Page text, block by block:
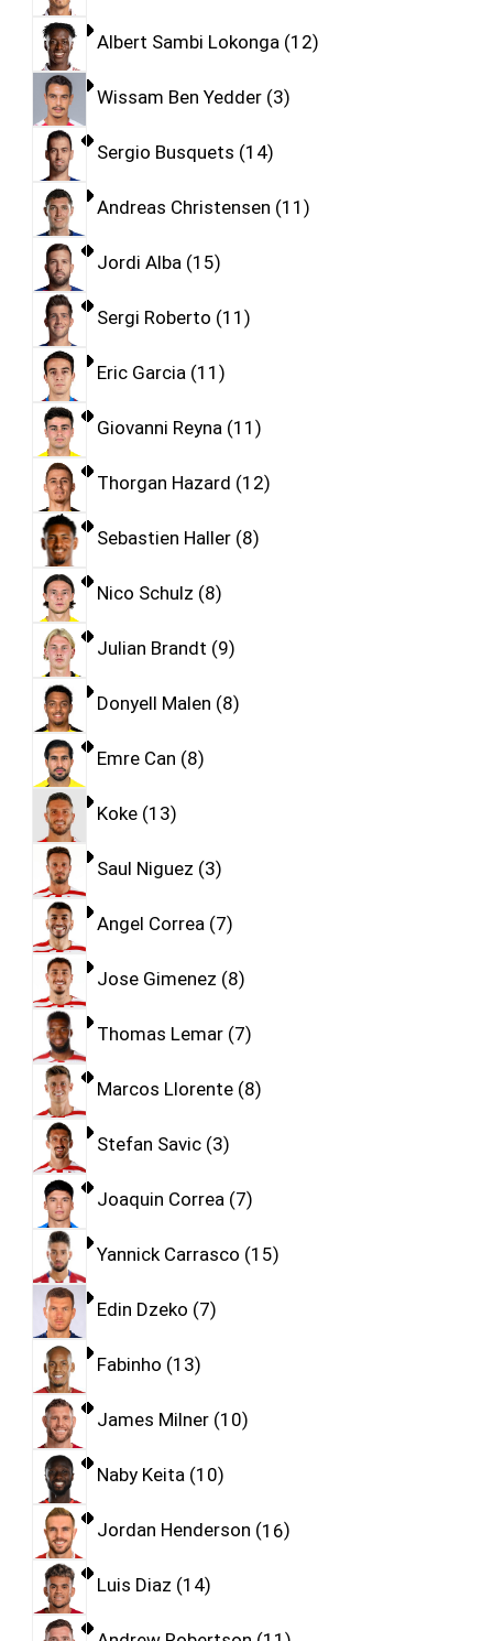
Albert Sambi Lokonga 12
Wissam Ben Yedder 3
Sergio Busquets 14
Andreas Christensen 11
Jordi Alba 15
Sergi Roberto 11
Eric Garcia 11
Giovanni Reyna 11
Thorgan Hazard 12
Sebastien Haller 8
Nico Schulz 8
Julian Brandt 9
Donyell Malen 8
Emre Can 8
Koke 13
Saul Niguez 3
Angel Correa 7
Jose Gimenez 8
Thomas Lemar 7
Marcos Llorente 8
Stefan Savic 3
Joaquin Correa 7
Yannick Carrasco 15
Edin Dzeko 7
Fabinho 13
James Milner 10
Naby Keita 10
Jordan Henderson 16
Luis Diaz 14